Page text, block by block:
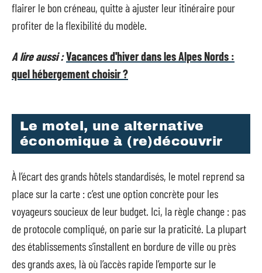
flairer le bon créneau, quitte à ajuster leur itinéraire pour
profiter de la flexibilité du modèle.
A lire aussi :Vacances d'hiver dans les Alpes Nords :
quel hébergement choisir ?
Le motel, une alternative
économique à (re)découvrir
À l’écart des grands hôtels standardisés, le motel reprend sa
place sur la carte : c’est une option concrète pour les
voyageurs soucieux de leur budget. Ici, la règle change : pas
de protocole compliqué, on parie sur la praticité. La plupart
des établissements s’installent en bordure de ville ou près
des grands axes, là où l’accès rapide l’emporte sur le